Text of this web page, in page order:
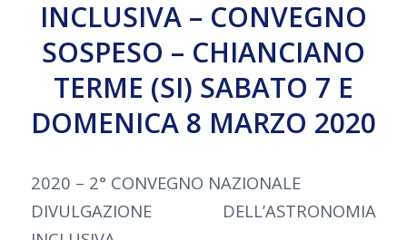
INCLUSIVA – CONVEGNO
SOSPESO – CHIANCIANO
TERME (SI) SABATO 7 E
DOMENICA 8 MARZO 2020
2020 – 2° CONVEGNO NAZIONALE
DIVULGAZIONE DELL’ASTRONOMIA